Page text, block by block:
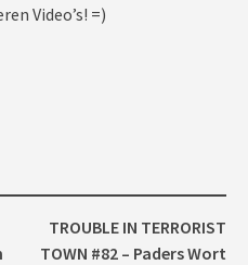
Video’s! =)
TROUBLE IN TERRORIST
TOWN #82 – Paders Wort